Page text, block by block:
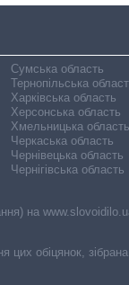
Сумська область
Тернопільська
Харківська область
Херсонська область
Хмельницька область
Черкаська область
Чернівецька область
Чернігівська область
на
цих обіцянок,